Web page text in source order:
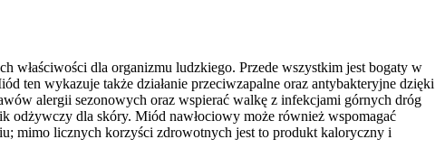
właściwości dla organizmu ludzkiego. Przede wszystkim jest bogaty w
ten wykazuje także działanie przeciwzapalne oraz antybakteryjne dzięki
alergii sezonowych oraz wspierać walkę z infekcjami górnych dróg
odżywczy dla skóry. Miód nawłociowy może również wspomagać
mimo licznych korzyści zdrowotnych jest to produkt kaloryczny i